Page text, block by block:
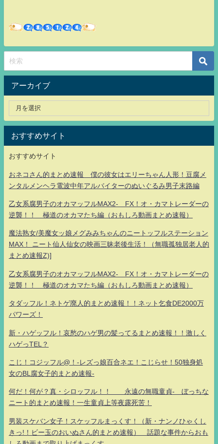
アーカイブ
おすすめサイト
おすすめサイト
おネコさん的まとめ速報 僕の彼女はエリーちゃん人形！豆腐メ
ンタルメンヘラ電波中年アルバイターのぬいぐるみ男子末路編
乙女系腐男子のオカマッフルMAX2- FX！オ・カマトレーダーの
逆襲！！ 極道のオカマたち編（おもしろ動画まとめ速報）
魔法熟女/美魔女ッ娘メグみみちゃんのニートッフルステーション
MAX！ ニート仙人仙女の映画三昧老後生活！（無職孤独居老人的
まとめ速報Z)]
乙女系腐男子のオカマッフルMAX2- FX！オ・カマトレーダーの
逆襲！！ 極道のオカマたち編（おもしろ動画まとめ速報）
タダッフル！ネトゲ廃人的まとめ速報！！ネット乞食DE2000万
パワーズ！
新・ハゲッフル！哀愁のハゲ男の髪ってるまとめ速報！！激しく
ハゲっTEL？
こじ！コジッフル@！-レズっ娘百合ネエ！こじらせ！50独身処
女のBL腐女子的まとめ速報-
何だ！何が？真・シロッフル！！ 永遠の無職童貞- ぼっちな
ニート的まとめ速報！一生童貞上等夜露死苦！
男装スケバン女子！スケッフルまっくす！（新・ナンノひゃくし
きっ!！ビー玉のおいぬさん的まとめ速報） 話題な事件からおも